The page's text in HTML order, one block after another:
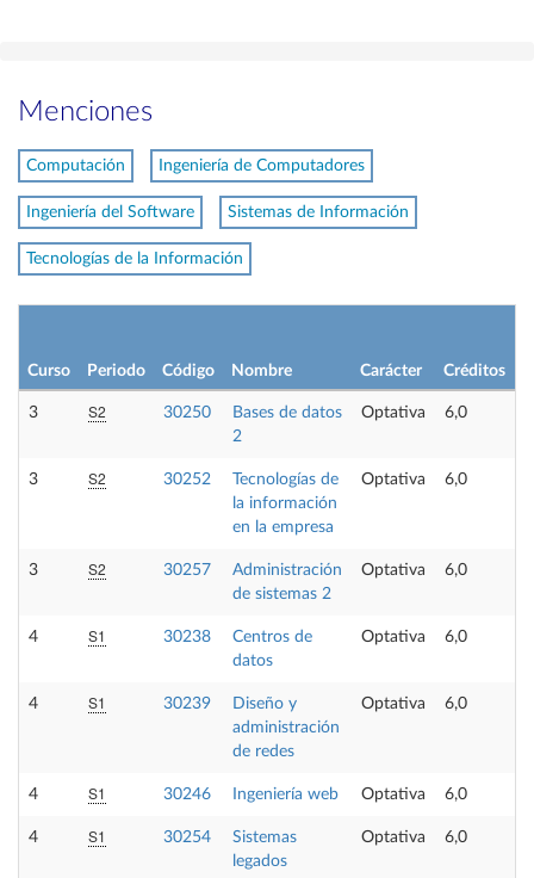
Menciones
Computación Ingeniería de Computadores
Ingeniería del Software Sistemas de Información
Tecnologías de la Información
Curso Periodo Código Nombre Carácter Créditos
3 S2 30250
Bases de datos
2
Optativa 6,0
3 S2 30252
Tecnologías de
la información
en la empresa
Optativa 6,0
3 S2 30257
Administración
de sistemas 2
Optativa 6,0
4 S1 30238
Centros de
datos
Optativa 6,0
4 S1 30239
Diseño y
administración
de redes
Optativa 6,0
4 S1 30246 Ingeniería web Optativa 6,0
4 S1 30254
Sistemas
legados
Optativa 6,0